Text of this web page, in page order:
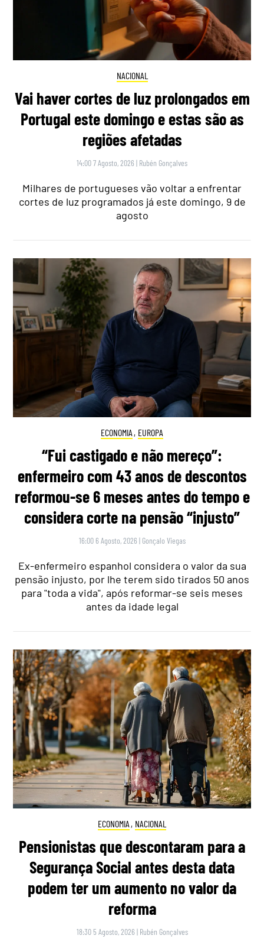
NACIONAL
Vai haver cortes de luz prolongados em
Portugal este domingo e estas são as
regiões afetadas
14:00 7 Agosto, 2026 | Rubén Gonçalves
Milhares de portugueses vão voltar a enfrentar
cortes de luz programados já este domingo, 9 de
agosto
ECONOMIA , EUROPA
“Fui castigado e não mereço”:
enfermeiro com 43 anos de descontos
reformou-se 6 meses antes do tempo e
considera corte na pensão “injusto”
16:00 6 Agosto, 2026 | Gonçalo Viegas
Ex-enfermeiro espanhol considera o valor da sua
pensão injusto, por lhe terem sido tirados 50 anos
para "toda a vida", após reformar-se seis meses
antes da idade legal
ECONOMIA , NACIONAL
Pensionistas que descontaram para a
Segurança Social antes desta data
podem ter um aumento no valor da
reforma
18:30 5 Agosto, 2026 | Rubén Gonçalves